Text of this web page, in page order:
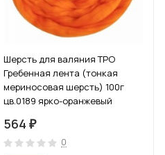
Шерсть для валяния ТРО
Гребенная лента (тонкая
мериносовая шерсть) 100г
цв.0189 ярко-оранжевый
564 ₽
0